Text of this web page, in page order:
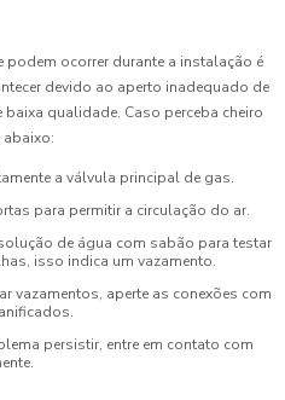
ocorrer durante a instalação é
devido ao aperto inadequado de
qualidade. Caso perceba cheiro
a válvula principal de gas.
para permitir a circulação do ar.
de água com sabão para testar
isso indica um vazamento.
vazamentos, aperte as conexões com
persistir, entre em contato com